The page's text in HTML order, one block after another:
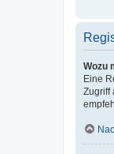
Wozu
Eine
Zugriff